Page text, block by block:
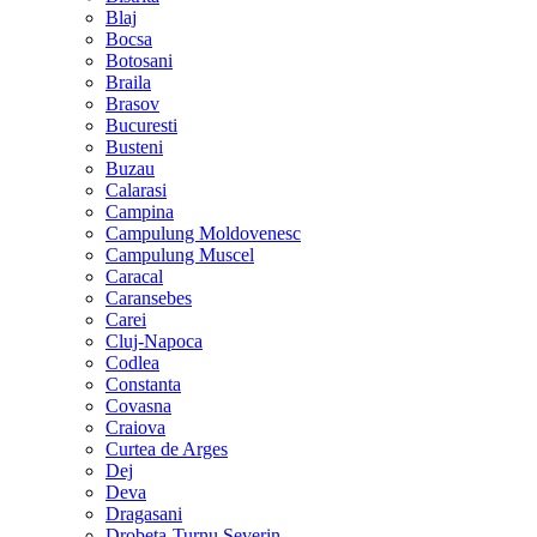
Blaj
Bocsa
Botosani
Braila
Brasov
Bucuresti
Busteni
Buzau
Calarasi
Campina
Campulung Moldovenesc
Campulung Muscel
Caracal
Caransebes
Carei
Cluj-Napoca
Codlea
Constanta
Covasna
Craiova
Curtea de Arges
Dej
Deva
Dragasani